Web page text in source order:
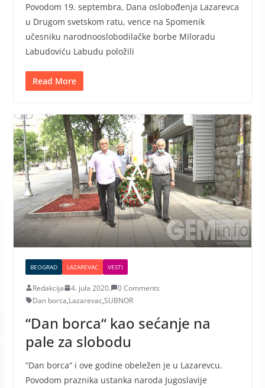
Povodom 19. septembra, Dana oslobođenja Lazarevca
u Drugom svetskom ratu, vence na Spomenik
učesniku narodnooslobodilačke borbe Miloradu
Labudoviću Labudu položili
Read More
BEOGRAD LAZAREVAC VESTI
Redakcija 4. jula 2020.
0 Comments
Dan borca,Lazarevac,SUBNOR
“Dan borca“ kao sećanje na
pale za slobodu
“Dan borca“ i ove godine obeležen je u Lazarevcu.
Povodom praznika ustanka naroda Jugoslavije